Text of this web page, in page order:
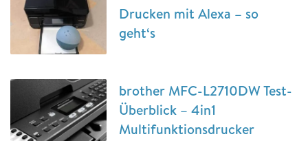
Drucken mit Alexa – so
geht‘s
brother MFC-L2710DW Test-
Überblick – 4in1
Multifunktionsdrucker